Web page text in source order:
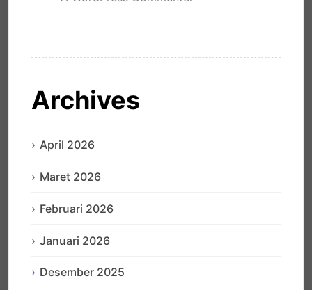
Archives
April 2026
Maret 2026
Februari 2026
Januari 2026
Desember 2025